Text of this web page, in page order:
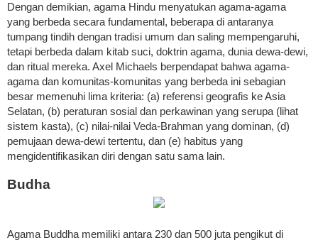
Dengan demikian, agama Hindu menyatukan agama-agama
yang berbeda secara fundamental, beberapa di antaranya
tumpang tindih dengan tradisi umum dan saling mempengaruhi,
tetapi berbeda dalam kitab suci, doktrin agama, dunia dewa-dewi,
dan ritual mereka. Axel Michaels berpendapat bahwa agama-
agama dan komunitas-komunitas yang berbeda ini sebagian
besar memenuhi lima kriteria: (a) referensi geografis ke Asia
Selatan, (b) peraturan sosial dan perkawinan yang serupa (lihat
sistem kasta), (c) nilai-nilai Veda-Brahman yang dominan, (d)
pemujaan dewa-dewi tertentu, dan (e) habitus yang
mengidentifikasikan diri dengan satu sama lain.
Budha
Agama Buddha memiliki antara 230 dan 500 juta pengikut di